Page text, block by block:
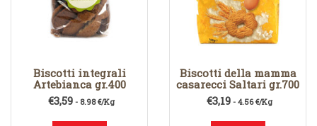
Biscotti integrali
Artebianca gr.400
€3,59- 8.98 €/Kg
Biscotti della mamma
casarecci Saltari gr.700
€3,19 - 4.56 €/Kg